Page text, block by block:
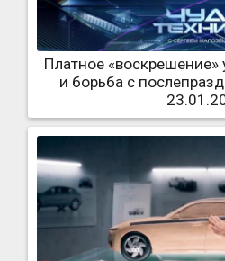
Платное «воскрешение»
и борьба с